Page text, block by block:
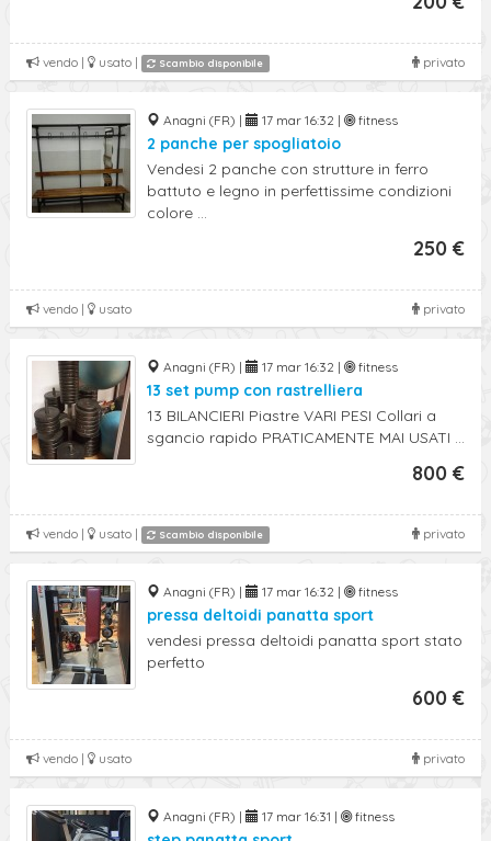
privato
vendo | usato | Scambio disponibile
Anagni (FR) | 17 mar 16:32 | fitness
2 panche per spogliatoio
Vendesi 2 panche con strutture in ferro
battuto e legno in perfettissime condizioni
colore ...
250 €
privato
vendo | usato
Anagni (FR) | 17 mar 16:32 | fitness
13 set pump con rastrelliera
13 BILANCIERI Piastre VARI PESI Collari a
sgancio rapido PRATICAMENTE MAI USATI ...
800 €
privato
vendo | usato | Scambio disponibile
Anagni (FR) | 17 mar 16:32 | fitness
pressa deltoidi panatta sport
vendesi pressa deltoidi panatta sport stato
perfetto
600 €
privato
vendo | usato
Anagni (FR) | 17 mar 16:31 | fitness